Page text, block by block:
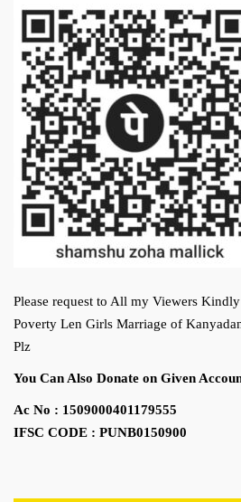
Please request to All my Viewers
Poverty Len Girls Marriage of
Plz
You Can Also Donate on Given
Ac No : 1509000401179555
IFSC CODE : PUNB0150900